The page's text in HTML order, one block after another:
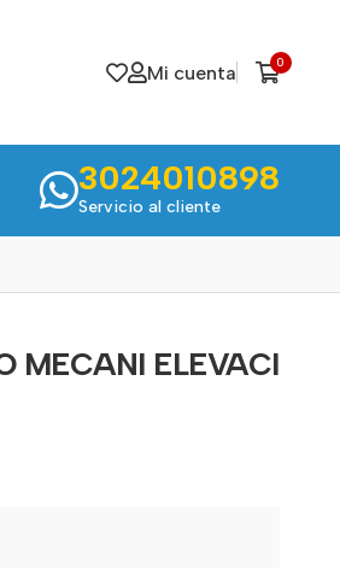
Mi cuenta 0
3024010898
Servicio al cliente
MECANI ELEVACI